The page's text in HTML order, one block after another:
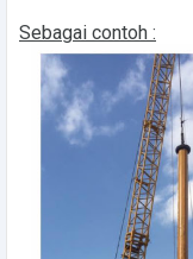
Sebagai contoh :